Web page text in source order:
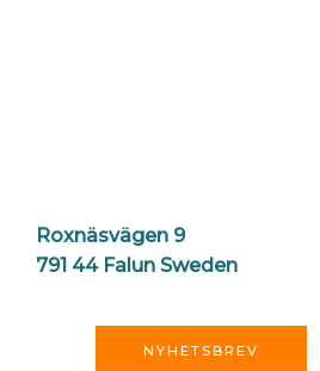
Roxnäsvägen 9
791 44 Falun Sweden
NYHETSBREV